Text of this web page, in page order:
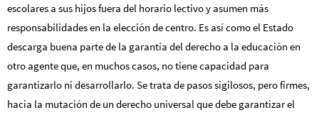
escolares a sus hijos fuera del horario lectivo y asumen más
responsabilidades en la elección de centro. Es así como el Estado
descarga buena parte de la garantía del derecho a la educación en
otro agente que, en muchos casos, no tiene capacidad para
garantizarlo ni desarrollarlo. Se trata de pasos sigilosos, pero firmes,
hacia la mutación de un derecho universal que debe garantizar el